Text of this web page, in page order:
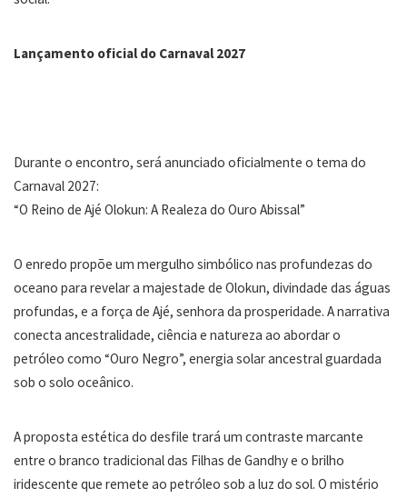
Lançamento oficial do Carnaval 2027
Durante o encontro, será anunciado oficialmente o tema do
Carnaval 2027:
“O Reino de Ajé Olokun: A Realeza do Ouro Abissal”
O enredo propõe um mergulho simbólico nas profundezas do
oceano para revelar a majestade de Olokun, divindade das águas
profundas, e a força de Ajé, senhora da prosperidade. A narrativa
conecta ancestralidade, ciência e natureza ao abordar o
petróleo como “Ouro Negro”, energia solar ancestral guardada
sob o solo oceânico.
A proposta estética do desfile trará um contraste marcante
entre o branco tradicional das Filhas de Gandhy e o brilho
iridescente que remete ao petróleo sob a luz do sol. O mistério